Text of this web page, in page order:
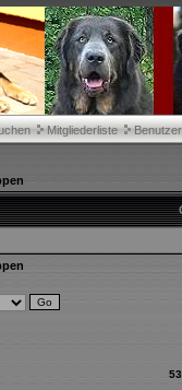
Mitgliederliste